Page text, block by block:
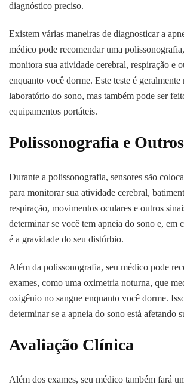
diagnóstico preciso.
Existem várias maneiras de diagnosticar a
médico pode recomendar uma
monitora sua atividade cerebral, respiração e
enquanto você dorme. Este teste é
laboratório do sono, mas também pode ser
equipamentos portáteis.
Polissonografia e
Durante a polissonografia, sensores são
para monitorar sua atividade cerebral,
respiração, movimentos oculares e outros
determinar se você tem apneia do sono e, em
é a gravidade do seu distúrbio.
Além da polissonografia, seu médico pode
exames, como uma oximetria noturna, que
oxigênio no sangue enquanto você dorme.
determinar se a apneia do sono está afetando
Avaliação Clínica
Além dos exames, seu médico também fará